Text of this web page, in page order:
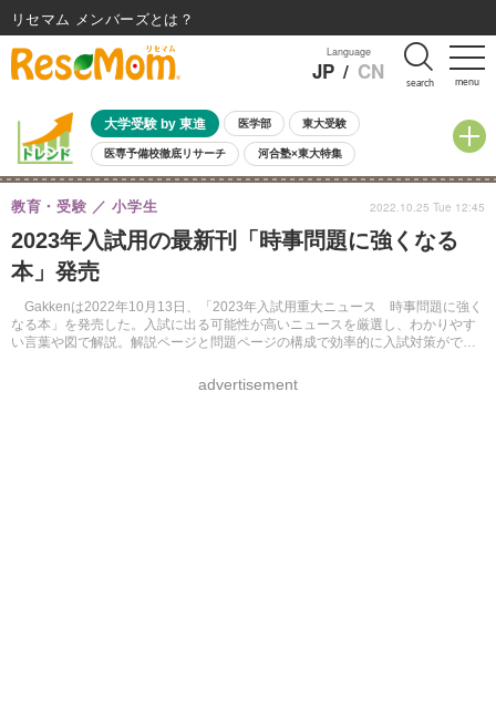
menu
Language
JP / CN search
大学受験 by 東進 医学部 東大受験
医専予備校徹底リサーチ 河合塾×東大特集
親子で考える大学選び 高校受験 中学受験 小学校受験
共通テスト 夏休み
8月開催イベント・WS 全国公立高校 過去問 人気記事
自由研究教材（小学生向け）
2023年入試用の最新刊「時事問題に強くなる
本」発売
Gakkenは2022年10月13日、「2023年入試用重大ニュース 時事問題に強く
なる本」を発売した。入試に出る可能性が高いニュースを厳選し、わかりやす
い言葉や図で解説。解説ページと問題ページの構成で効率的に入試対策ができ
教育・受験 小学生
advertisement
2022.10.25 Tue 12:45
リセマム メンバーズ